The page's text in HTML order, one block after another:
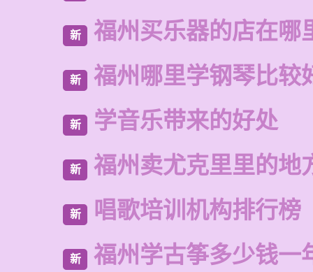
新 福州买乐器的店在哪
新 福州哪里学钢琴比较
新 学音乐带来的好处
新 福州卖尤克里里的地
新 唱歌培训机构排行榜
新 福州学古筝多少钱一